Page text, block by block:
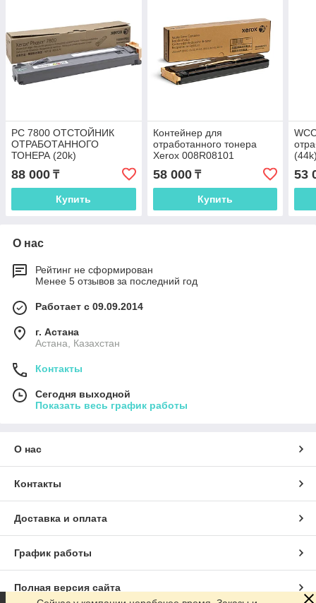
PC 7800 ОТСТОЙНИК
ОТРАБОТАННОГО
ТОНЕРА (20k)
(108R00982)
88 000 ₸
Купить
Контейнер для
отработанного тонера
Xerox 008R08101
58 000₸
Купить
53
О нас
Рейтинг не сформирован
Менее 5 отзывов за последний год
Работает с 09.09.2014
г. Астана
Астана, Казахстан
Контакты
Сегодня выходной
Показать весь график работы
О нас
Контакты
Доставка и оплата
График работы
Полная версия сайта